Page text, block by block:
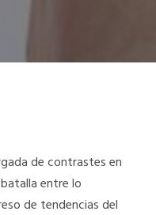
de contrastes en
entre lo
de tendencias del